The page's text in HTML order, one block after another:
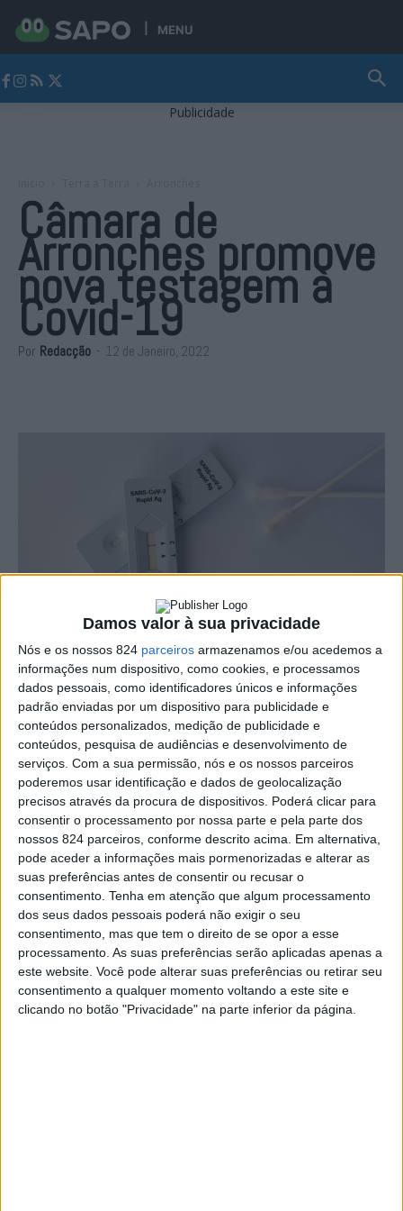
Damos valor à sua privacidade
Nós e os nossos 824 parceiros armazenamos e/ou acedemos a
informações num dispositivo, como cookies, e processamos
dados pessoais, como identificadores únicos e informações
padrão enviadas por um dispositivo para publicidade e
conteúdos personalizados, medição de publicidade e
conteúdos, pesquisa de audiências e desenvolvimento de
serviços. Com a sua permissão, nós e os nossos parceiros
poderemos usar identificação e dados de geolocalização
precisos através da procura de dispositivos. Poderá clicar para
consentir o processamento por nossa parte e pela parte dos
nossos 824 parceiros, conforme descrito acima. Em alternativa,
pode aceder a informações mais pormenorizadas e alterar as
suas preferências antes de consentir ou recusar o
consentimento. Tenha em atenção que algum processamento
dos seus dados pessoais poderá não exigir o seu
consentimento, mas que tem o direito de se opor a esse
processamento. As suas preferências serão aplicadas apenas a
este website. Você pode alterar suas preferências ou retirar seu
consentimento a qualquer momento voltando a este site e
clicando no botão "Privacidade" na parte inferior da página.
MENU
Publicidade
Câmara de
Arronches promove
nova testagem à
Covid-19
Por Redacção - 12 de Janeiro, 2022
A Câmara Municipal de Arronches, novamente com a
colaboração da Farmácia Esperança, vai promover amanhã
quinta-feira, dia 13 de Janeiro, mais um rastreio
gratuito à Covid-19, que voltará a ter lugar no edifício
‘O Celeiro’, como já aconteceu ao longo das últimas
semanas.
Os interessados deverão deslocar-se até ao referido
local, entre as 09H e as 13H e entre as 14H e as 17H,
onde serão atendidos por ordem de chegada, não sendo
por isso necessária qualquer marcação prévia.